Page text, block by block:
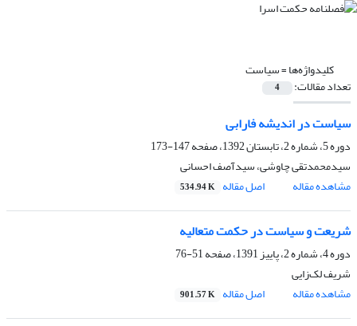
کلیدواژه‌ها =سیاست
تعداد مقالات: 4
سیاست در اندیشه فارابی
دوره 5، شماره 2، تابستان 1392، صفحه
147-173
سیدمحمدتقی چاوشی، سیدآصف احسانی
مشاهده مقاله
اصل مقاله 534.94 K
شریعت و سیاست در حکمت متعالیه
دوره 4، شماره 2، پاییز 1391، صفحه
51-76
شریف لک‌زایی
مشاهده مقاله
اصل مقاله 901.57 K